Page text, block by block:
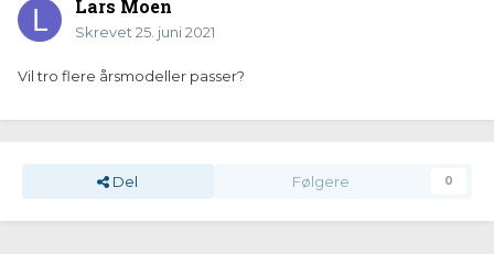
Lars Moen
Skrevet25. juni 2021
Vil tro flere årsmodeller passer?
Del Følgere 0